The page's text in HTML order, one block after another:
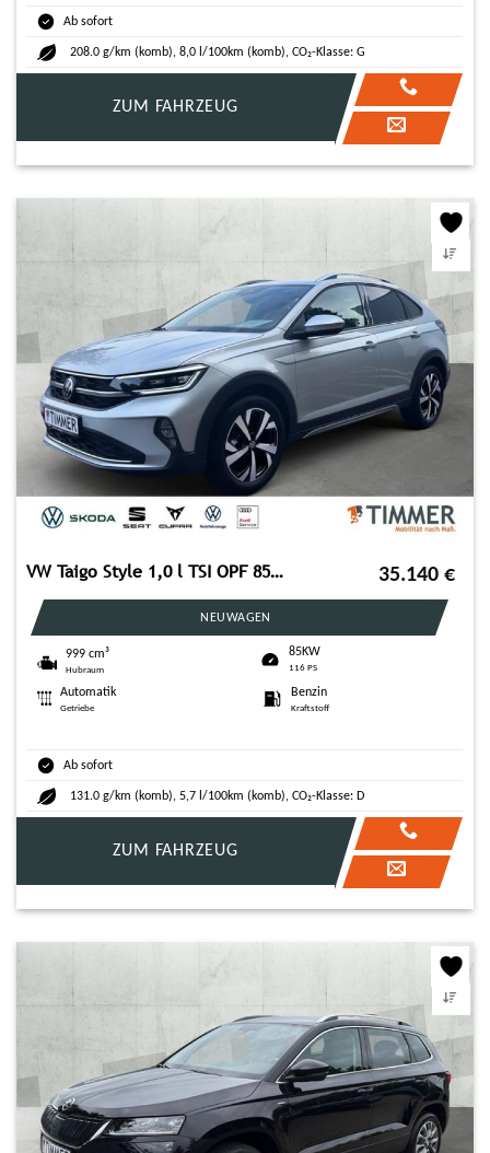
Ab sofort
208.0 g/km (komb), 8,0 l/100km (komb), CO₂-Klasse: G
ZUM FAHRZEUG
VW Taigo Style 1,0 l TSI OPF 85 kW (116 PS) 7-Gang- 35.140 €
NEUWAGEN
999 cm³
Hubraum
85KW
116 PS
Automatik
Getriebe
Benzin
Kraftstoff
Ab sofort
131.0 g/km (komb), 5,7 l/100km (komb), CO₂-Klasse: D
ZUM FAHRZEUG